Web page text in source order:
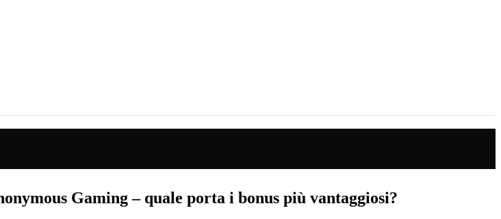
Gaming – quale porta i bonus più vantaggiosi?